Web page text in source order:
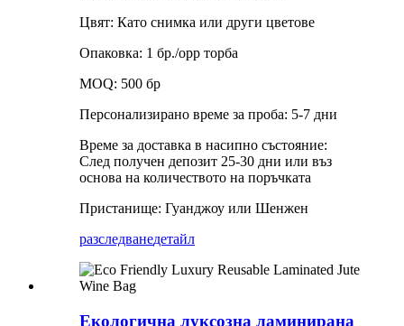
Цвят: Като снимка или други цветове
Опаковка: 1 бр./opp торба
MOQ: 500 бр
Персонализирано време за проба: 5-7 дни
Време за доставка в насипно състояние:
След получен депозит 25-30 дни или въз
основа на количеството на поръчката
Пристанище: Гуанджоу или Шенжен
разследванедетайл
Екологична луксозна ламинирана